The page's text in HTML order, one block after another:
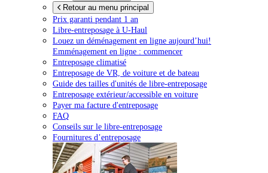
Retour au menu principal
Prix garanti pendant 1 an
Libre-entreposage à U-Haul
Louez un déménagement en ligne aujourd’hui!
Emménagement en ligne : commencer
Entreposage climatisé
Entreposage de VR, de voiture et de bateau
Guide des tailles d'unités de libre-entreposage
Entreposage extérieur/accessible en voiture
Payer ma facture d'entreposage
FAQ
Conseils sur le libre-entreposage
Fournitures d’entreposage